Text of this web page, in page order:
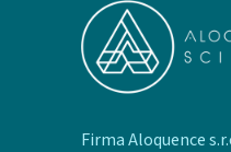
Firma Aloquence